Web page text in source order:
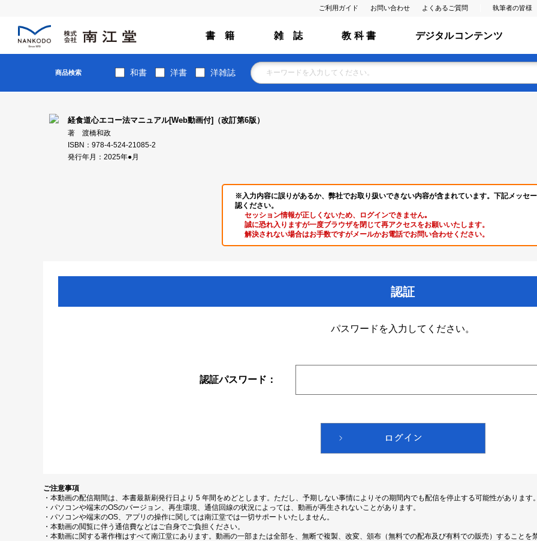
ご利用ガイド お問い合わせ よくあるご質問 執筆者の皆様
書 籍 雑 誌 教 科 書 デジタルコンテンツ
商品検索 和書 洋書 洋雑誌
経食道心エコー法マニュアル[Web動画付]（改訂第6版）
著 渡橋和政
ISBN：978-4-524-21085-2
発行年月：2025年●月
※入力内容に誤りがあるか、弊社でお取り扱いできない内容が含まれています。下記メッセ
認ください。
セッション情報が正しくないため、ログインできません｡
誠に恐れ入りますが一度ブラウザを閉じて再アクセスをお願いいたします。
解決されない場合はお手数ですがメールかお電話でお問い合わせください。
認証
パスワードを入力してください。
認証パスワード：
ご注意事項
・本動画の配信期間は、本書最新刷発行日より 5 年間をめどとします。ただし、予期しない事情によりその期間内でも配信を停止する可能性があります。
・パソコンや端末のOSのバージョン、再生環境、通信回線の状況によっては、動画が再生されないことがあります。
・パソコンや端末のOS、アプリの操作に関しては南江堂では一切サポートいたしません。
・本動画の閲覧に伴う通信費などはご自身でご負担ください。
・本動画に関する著作権はすべて南江堂にあります。動画の一部または全部を、無断で複製、改変、頒布（無料での配布及び有料での販売）することを